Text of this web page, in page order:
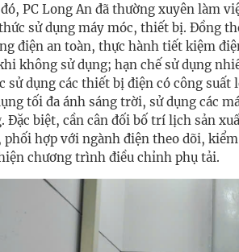
PC Long An đã thường xuyên làm
sử dụng máy móc, thiết bị. Đồng
điện an toàn, thực hành tiết kiệm
không sử dụng; hạn chế sử dụng
sử dụng các thiết bị điện có công
tối đa ánh sáng trời, sử dụng các
Đặc biệt, cần cân đối bố trí lịch sản
phối hợp với ngành điện theo dõi,
chương trình điều chỉnh phụ tải.